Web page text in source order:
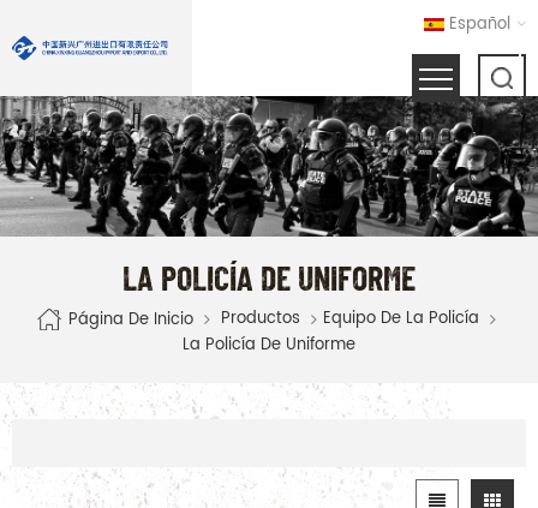
Español
LA POLICÍA DE UNIFORME
Página De Inicio Productos
Equipo De La Policía
La Policía De Uniforme